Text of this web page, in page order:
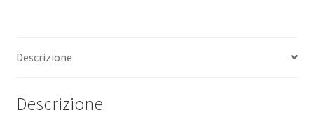
Descrizione
Descrizione